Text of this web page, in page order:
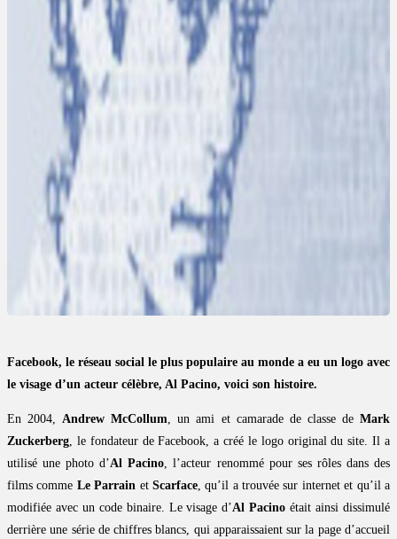
Facebook, le réseau social le plus populaire au monde a eu un logo avec
le visage d’un acteur célèbre, Al Pacino, voici son histoire.
En 2004,Andrew McCollum, un ami et camarade de classe deMark
Zuckerberg, le fondateur de Facebook, a créé le logo original du site. Il a
utilisé une photo d’Al Pacino, l’acteur renommé pour ses rôles dans des
films comme Le Parrain et Scarface, qu’il a trouvée sur internet et qu’il a
modifiée avec un code binaire. Le visage d’Al Pacino était ainsi dissimulé
derrière une série de chiffres blancs, qui apparaissaient sur la page d’accueil